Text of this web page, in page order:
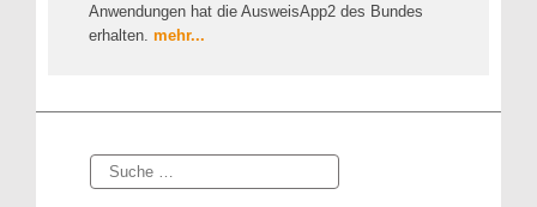
Anwendungen hat die AusweisApp2 des Bundes
erhalten. mehr...
Suche